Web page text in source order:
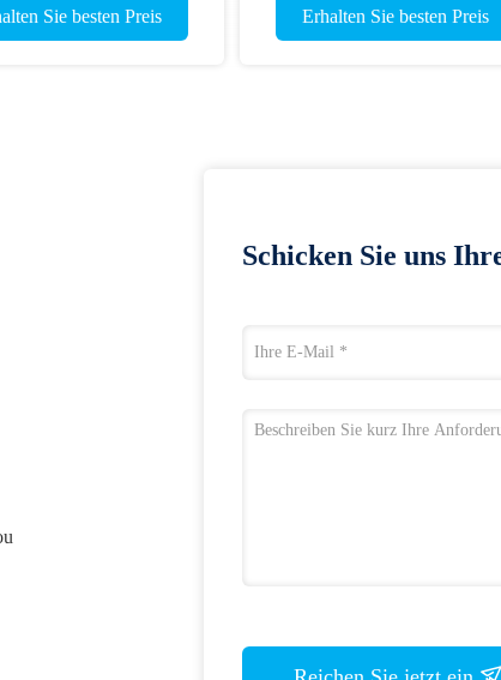
Sie besten Preis
Erhalten Sie besten Preis
Schicken Sie uns